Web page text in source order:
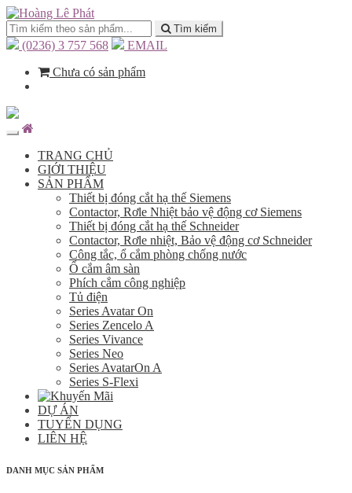
Tìm kiếm
(0236) 3 757 568
EMAIL
Chưa có sản phẩm
TRANG CHỦ
GIỚI THIỆU
SẢN PHẨM
Thiết bị đóng cắt hạ thế Siemens
Contactor, Rơle Nhiệt bảo vệ động cơ Siemens
Thiết bị đóng cắt hạ thế Schneider
Contactor, Rơle nhiệt, Bảo vệ động cơ Schneider
Công tắc, ổ cắm phòng chống nước
Ổ cắm âm sàn
Phích cắm công nghiệp
Tủ điện
Series Avatar On
Series Zencelo A
Series Vivance
Series Neo
Series AvatarOn A
Series S-Flexi
DỰ ÁN
TUYỂN DỤNG
LIÊN HỆ
DANH MỤC SẢN PHẨM